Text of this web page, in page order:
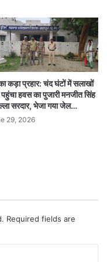
कड़ा प्रहार: चंद घंटों में सलाखों
हवस का पुजारी मनजीत सिंह
सरदार, भेजा गया जेल…
29, 2026
Required fields are